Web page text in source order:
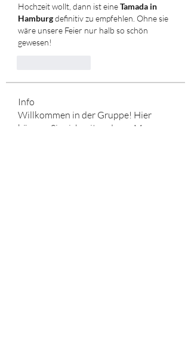
Hochzeit wollt, dann ist eine Tamada in
Hamburg definitiv zu empfehlen. Ohne sie
wäre unsere Feier nur halb so schön
gewesen!
Info
Willkommen in der Gruppe! Hier
können Sie sich mit anderen M